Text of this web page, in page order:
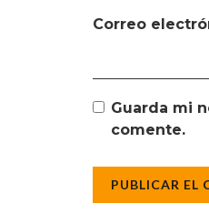
Correo
Guarda mi
comente.